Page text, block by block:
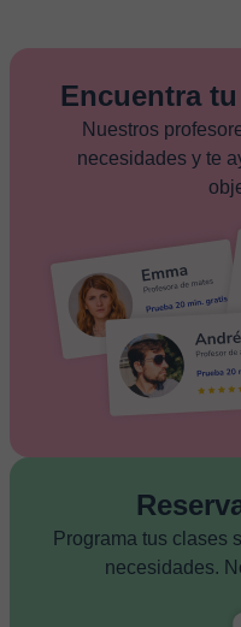
Encuentra
Nuestros
necesidades y te
Programa tus clases
necesidades.